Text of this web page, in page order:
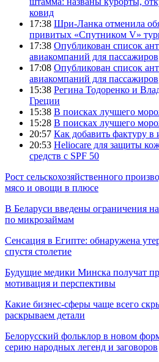
ковид
17:38 Шри-Ланка отменила
привитых «Спутником V»
17:38 Опубликован список
авиакомпаний для пассажиров
17:08 Опубликован список
авиакомпаний для пассажиров
15:38 Регина Тодоренко и
Греции
15:38 В поисках лучшего
15:28 В поисках лучшего
20:57 Как добавить фактуру в
20:53 Heliocare для защиты
средств с SPF 50
Рост сельскохозяйственного
мясо и овощи в плюсе
В Беларуси введены ограничения
по микрозаймам
Сенсация в Египте: обнаружена
спустя столетие
Будущие медики Минска получат
мотивация и перспективы
Какие бизнес-сферы чаще всего
раскрываем детали
Белорусский фольклор в новом
серию народных легенд и заговоров